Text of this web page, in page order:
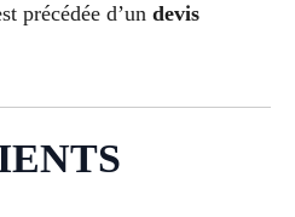
précédée d’un devis